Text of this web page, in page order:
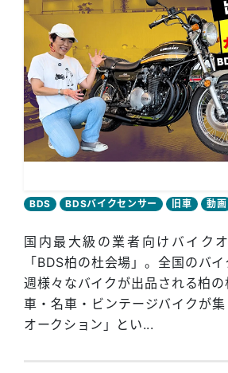
BDS BDSバイクセンサー 旧車
動画
国内最大級の業者向けバイク
「BDS柏の杜会場」。全国のバ
週様々なバイクが出品される柏
車・名車・ビンテージバイクが
オークション」とい...